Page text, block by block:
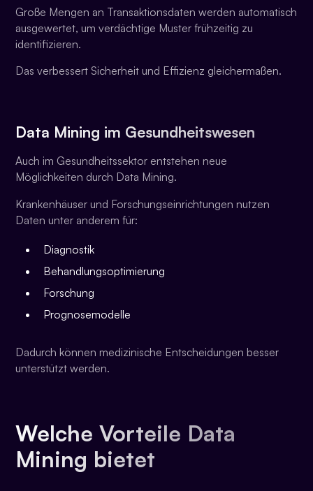
Große Mengen an Transaktionsdaten werden automatisch
ausgewertet, um verdächtige Muster frühzeitig zu
identifizieren.
Das verbessert Sicherheit und Effizienz gleichermaßen.
Data Mining im Gesundheitswesen
Auch im Gesundheitssektor entstehen neue
Möglichkeiten durch Data Mining.
Krankenhäuser und Forschungseinrichtungen nutzen
Daten unter anderem für:
Diagnostik
Behandlungsoptimierung
Forschung
Prognosemodelle
Dadurch können medizinische Entscheidungen besser
unterstützt werden.
Welche Vorteile Data
Mining bietet